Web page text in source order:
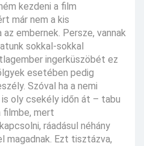
kezdeni a film
már nem a kis
embernek. Persze, vannak
sokkal-sokkal
ingerküszöbét ez
esetében pedig
Szóval ha a nemi
oly csekély időn át – tabu
filmbe, mert
ráadásul néhány
magadnak. Ezt tisztázva,